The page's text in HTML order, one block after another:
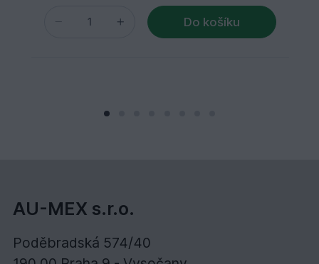
Do košíku
AU-MEX s.r.o.
Poděbradská 574/40